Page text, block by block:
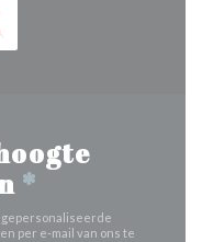
*
gepersonaliseerde
per e-mail van ons te